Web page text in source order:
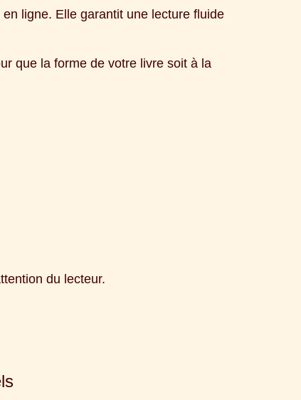
ligne. Elle garantit une lecture fluide
que la forme de votre livre soit à la
du lecteur.